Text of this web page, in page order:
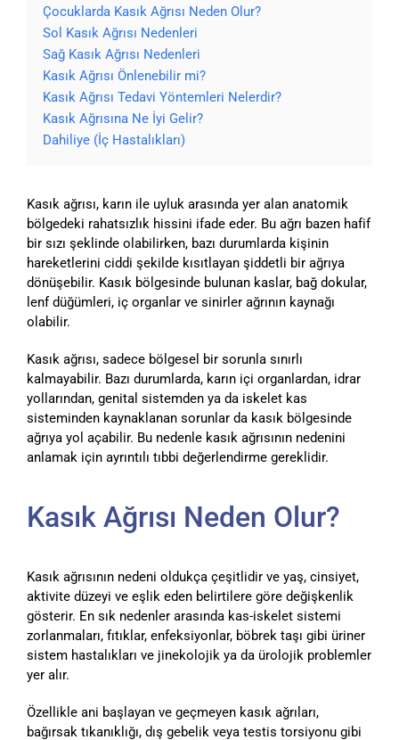
Çocuklarda Kasık Ağrısı Neden Olur?
Sol Kasık Ağrısı Nedenleri
Sağ Kasık Ağrısı Nedenleri
Kasık Ağrısı Önlenebilir mi?
Kasık Ağrısı Tedavi Yöntemleri Nelerdir?
Kasık Ağrısına Ne İyi Gelir?
Dahiliye (İç Hastalıkları)
Kasık ağrısı, karın ile uyluk arasında yer alan anatomik
bölgedeki rahatsızlık hissini ifade eder. Bu ağrı bazen hafif
bir sızı şeklinde olabilirken, bazı durumlarda kişinin
hareketlerini ciddi şekilde kısıtlayan şiddetli bir ağrıya
dönüşebilir. Kasık bölgesinde bulunan kaslar, bağ dokular,
lenf düğümleri, iç organlar ve sinirler ağrının kaynağı
olabilir.
Kasık ağrısı, sadece bölgesel bir sorunla sınırlı
kalmayabilir. Bazı durumlarda, karın içi organlardan, idrar
yollarından, genital sistemden ya da iskelet kas
sisteminden kaynaklanan sorunlar da kasık bölgesinde
ağrıya yol açabilir. Bu nedenle kasık ağrısının nedenini
anlamak için ayrıntılı tıbbi değerlendirme gereklidir.
Kasık Ağrısı Neden Olur?
Kasık ağrısının nedeni oldukça çeşitlidir ve yaş, cinsiyet,
aktivite düzeyi ve eşlik eden belirtilere göre değişkenlik
gösterir. En sık nedenler arasında kas-iskelet sistemi
zorlanmaları, fıtıklar, enfeksiyonlar, böbrek taşı gibi üriner
sistem hastalıkları ve jinekolojik ya da ürolojik problemler
yer alır.
Özellikle ani başlayan ve geçmeyen kasık ağrıları,
bağırsak tıkanıklığı, dış gebelik veya testis torsiyonu gibi